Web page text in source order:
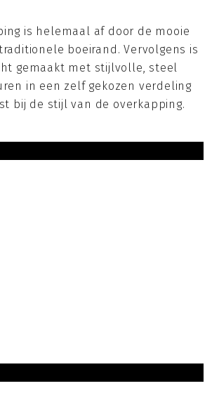
is helemaal af door de mooie
boeirand. Vervolgens is
gemaakt met stijlvolle, steel
in een zelf gekozen verdeling
bij de stijl van de overkapping.